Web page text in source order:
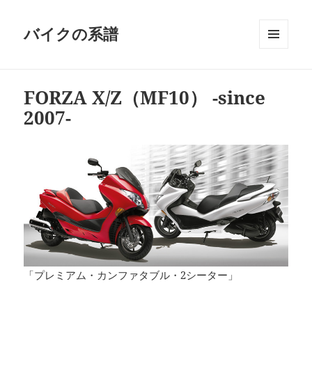
バイクの系譜
FORZA X/Z（MF10） -since
2007-
「プレミアム・カンファタブル・2シーター」